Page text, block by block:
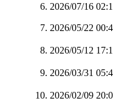
2026/07/16
2026/05/22
2026/05/12
2026/03/31
2026/02/09